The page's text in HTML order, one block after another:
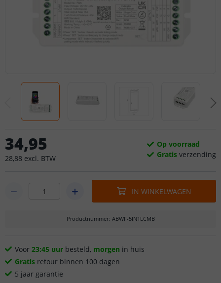
34,95
28,88 excl. BTW
Op voorraad
Gratis verzending
IN WINKELWAGEN
Productnummer: ABWF-5IN1LCMB
Voor 23:45 uur besteld, morgen in huis
Gratis retour binnen 100 dagen
5 jaar garantie